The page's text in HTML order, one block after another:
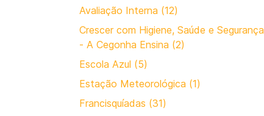
Avaliação Interna (12)
Crescer com Higiene, Saúde e Segurança
- A Cegonha Ensina (2)
Escola Azul (5)
Estação Meteorológica (1)
Francisquíadas (31)